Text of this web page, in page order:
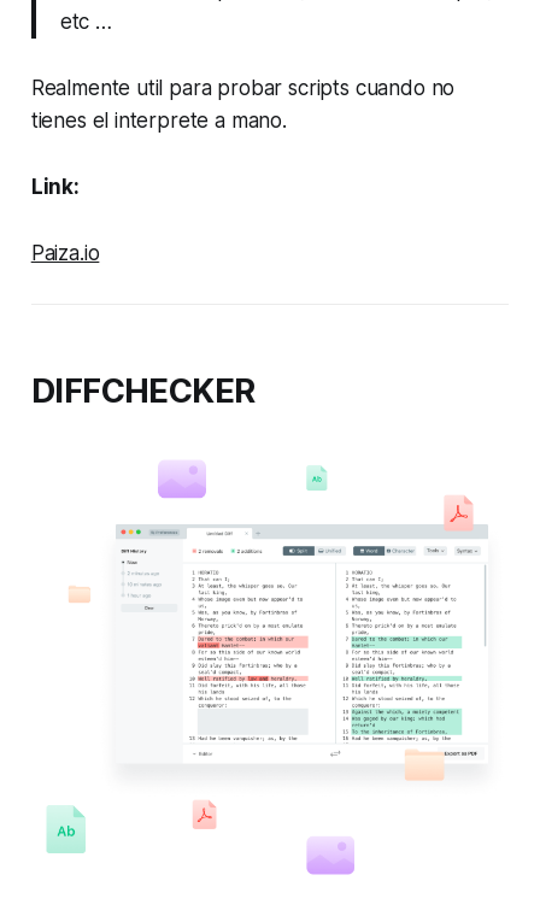
etc …
Realmente util para probar scripts cuando no
tienes el interprete a mano.
Link:
Paiza.io
DIFFCHECKER